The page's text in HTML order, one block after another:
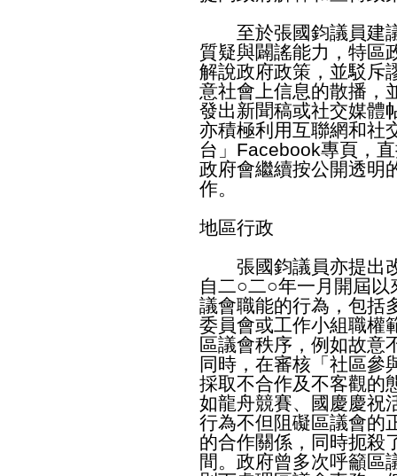
至於張國鈞議員建議
質疑與闢謠能力，特區
解說政府政策，並駁斥
意社會上信息的散播，
發出新聞稿或社交媒體
亦積極利用互聯網和社
台」Facebook專頁，
政府會繼續按公開透明
作。
地區行政
張國鈞議員亦提出改
自二○二○年一月開屆
議會職能的行為，包括
委員會或工作小組職權
區議會秩序，例如故意
同時，在審核「社區參
採取不合作及不客觀的
如龍舟競賽、國慶慶祝
行為不但阻礙區議會的
的合作關係，同時扼殺
間。政府曾多次呼籲區